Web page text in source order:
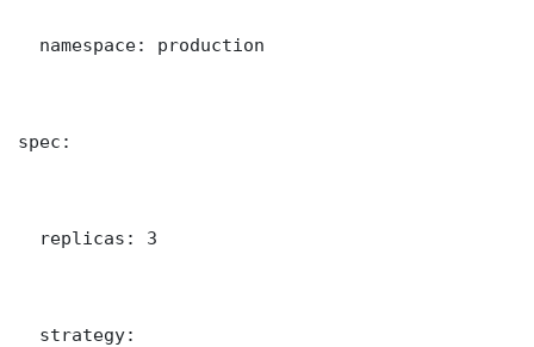
  namespace: production
spec:
  replicas: 3
  strategy: